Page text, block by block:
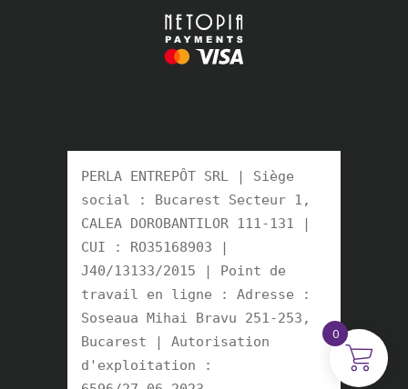
PERLA ENTREPÔT SRL | Siège
social : Bucarest Secteur 1,
CALEA DOROBANTILOR 111-131 |
CUI : RO35168903 |
J40/13133/2015 | Point de
travail en ligne : Adresse :
Soseaua Mihai Bravu 251-253,
Bucarest | Autorisation
d'exploitation :
0